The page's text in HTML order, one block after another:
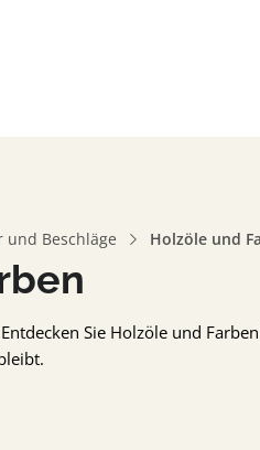
und Beschläge Holzöle und
Sie Holzöle und